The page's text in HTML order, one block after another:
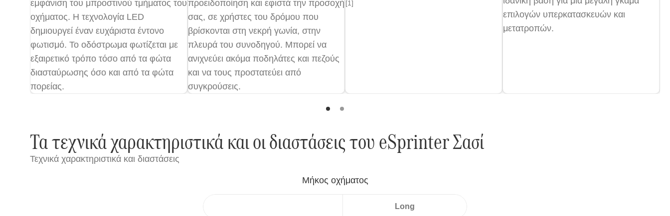
εμφάνιση του μπροστινού τμήματος του
οχήματος. Η τεχνολογία LED
δημιουργεί έναν ευχάριστα έντονο
φωτισμό. Το οδόστρωμα φωτίζεται με
εξαιρετικό τρόπο τόσο από τα φώτα
διασταύρωσης όσο και από τα φώτα
πορείας.
προειδοποίηση και εφιστά την προσοχή
σας, σε χρήστες του δρόμου που
βρίσκονται στη νεκρή γωνία, στην
πλευρά του συνοδηγού. Μπορεί να
ανιχνεύει ακόμα ποδηλάτες και πεζούς
και να τους προστατεύει από
συγκρούσεις.
[1]
επιλογών υπερκατασκευών και
μετατροπών.
Τα τεχνικά χαρακτηριστικά και οι διαστάσεις του eSprinter Σασί
Τεχνικά χαρακτηριστικά και διαστάσεις
Long